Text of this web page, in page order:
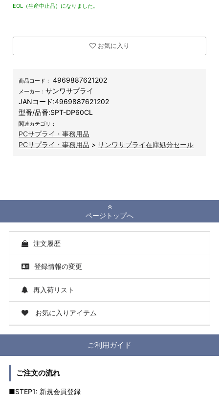
EOL（生産中止品）になりました。
お気に入り
商品コード： 4969887621202
メーカー：サンワサプライ
JANコード:4969887621202
型番/品番:SPT-DP60CL
関連カテゴリ：
PCサプライ・事務用品
PCサプライ・事務用品 >サンワサプライ在庫処分セール
ページトップへ
注文履歴
登録情報の変更
再入荷リスト
お気に入りアイテム
ご利用ガイド
ご注文の流れ
■STEP1: 新規会員登録